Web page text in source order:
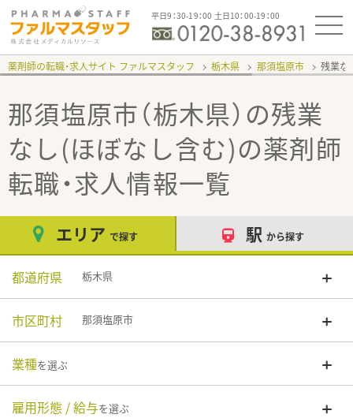
平日9：30-19：00 土日10：00-19：00
薬剤師の転職・求人サイト ファルマスタッフ 栃木県 那須塩原市 残業な
那須塩原市（栃木県）の残業
なし(ほぼなし含む)の薬剤師
転職・求人情報一覧
エリア で探す 駅 から探す
都道府県 栃木県
市区町村 那須塩原市
業種を選ぶ
雇用形態 / 給与を選ぶ